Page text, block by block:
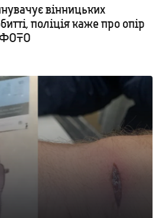
вінницьких
поліція каже про опір
ФОТО